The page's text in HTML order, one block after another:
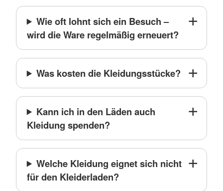
Wie oft lohnt sich ein Besuch –
wird die Ware regelmäßig erneuert?
Was kosten die Kleidungsstücke?
Kann ich in den Läden auch
Kleidung spenden?
Welche Kleidung eignet sich nicht
für den Kleiderladen?